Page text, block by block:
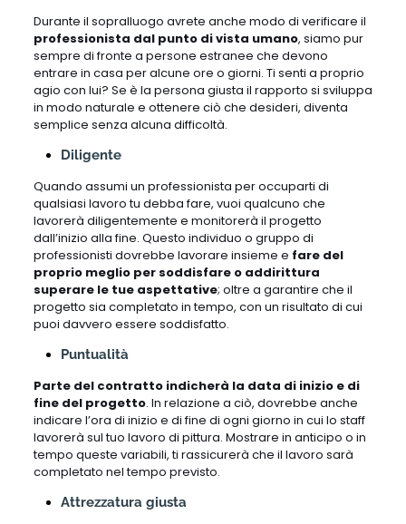
Durante il sopralluogo avrete anche modo di verificare il
professionista dal punto di vista umano, siamo pur
sempre di fronte a persone estranee che devono
entrare in casa per alcune ore o giorni. Ti senti a proprio
agio con lui? Se è la persona giusta il rapporto si sviluppa
in modo naturale e ottenere ciò che desideri, diventa
semplice senza alcuna difficoltà.
Diligente
Quando assumi un professionista per occuparti di
qualsiasi lavoro tu debba fare, vuoi qualcuno che
lavorerà diligentemente e monitorerà il progetto
dall’inizio alla fine. Questo individuo o gruppo di
professionisti dovrebbe lavorare insieme e fare del
proprio meglio per soddisfare o addirittura
superare le tue aspettative; oltre a garantire che il
progetto sia completato in tempo, con un risultato di cui
puoi davvero essere soddisfatto.
Puntualità
Parte del contratto indicherà la data di inizio e di
fine del progetto. In relazione a ciò, dovrebbe anche
indicare l’ora di inizio e di fine di ogni giorno in cui lo staff
lavorerà sul tuo lavoro di pittura. Mostrare in anticipo o in
tempo queste variabili, ti rassicurerà che il lavoro sarà
completato nel tempo previsto.
Attrezzatura giusta